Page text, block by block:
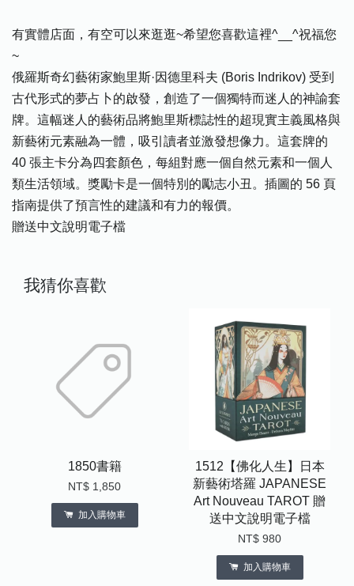
有實體店面，有空可以來逛逛~希望您喜歡這裡^__^祝福您
~
俄羅斯奇幻藝術家鮑里斯·因德里科夫 (Boris Indrikov) 受到
古代形式的夢占卜的啟發，創造了一個獨特而迷人的神諭套
牌。這幅迷人的藝術品將鮑里斯標誌性的超現實主義風格與
新藝術元素融為一體，吸引讀者並激發想像力。這套牌的
40 張主卡分為四套顏色，每組對應一個自然元素和一個人
類生活領域。獎勵卡是一個特別的勵志小丑。插圖的 56 頁
指南提供了預言性的建議和有力的報價。
贈送中文說明電子檔
我猜你喜歡
1850書籍
NT$ 1,850
加入購物車
1512【佛化人生】日本
新藝術塔羅 JAPANESE
Art Nouveau TAROT 贈
送中文說明電子檔
NT$ 980
加入購物車